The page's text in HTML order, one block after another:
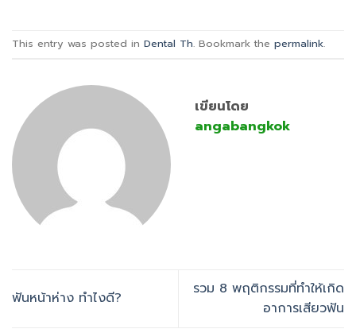
This entry was posted in Dental Th. Bookmark the permalink.
เขียนโดย
angabangkok
ฟันหน้าห่าง ทำไงดี?
รวม 8 พฤติกรรมที่ทำให้เกิด
อาการเสียวฟัน